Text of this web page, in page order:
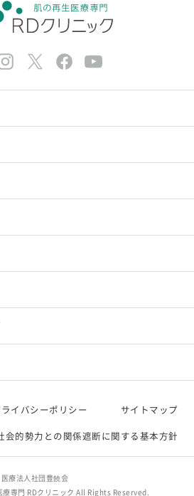
イバシーポリシー
サイトマップ
会的勢力との関係遮断に関する基本方針
医療法人社団豊饒会
療専門 RDクリニック All Rights Reserved.